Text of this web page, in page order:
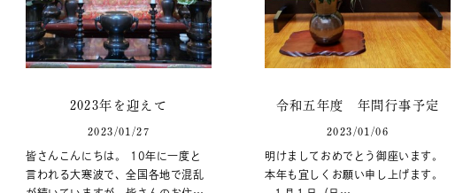
2023年を迎えて
2023/01/27
皆さんこんにちは。 10年に一度と
言われる大寒波で、全国各地で混乱
令和五年度 年間行事予定
2023/01/06
明けましておめでとう御座います。
本年も宜しくお願い申し上げます。